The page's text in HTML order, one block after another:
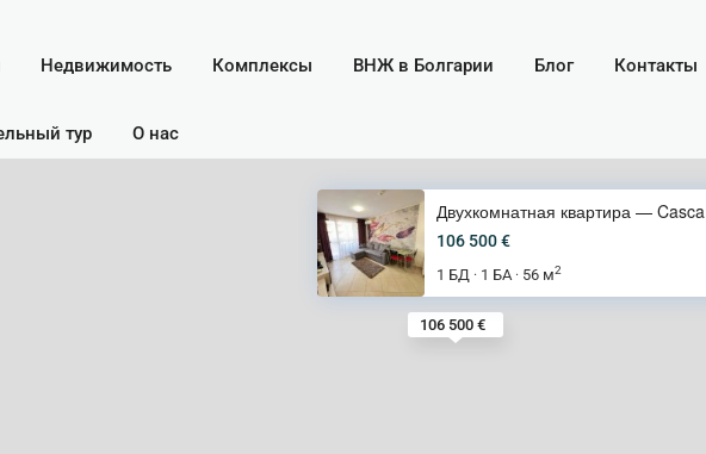
Недвижимость Комплексы ВНЖ в Болгарии Блог Контакты
тур О нас
106 500 €
Двухкомнатная квартира — Casca
106 500 €
1 БД · 1 БА · 56 м2